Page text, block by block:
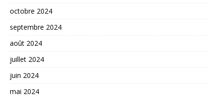
octobre 2024
septembre 2024
août 2024
juillet 2024
juin 2024
mai 2024